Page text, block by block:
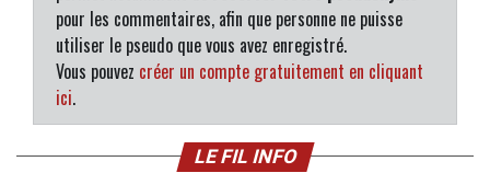
pour les commentaires, afin que personne ne puisse
utiliser le pseudo que vous avez enregistré.
Vous pouvez créer un compte gratuitement en cliquant
ici.
LE FIL INFO